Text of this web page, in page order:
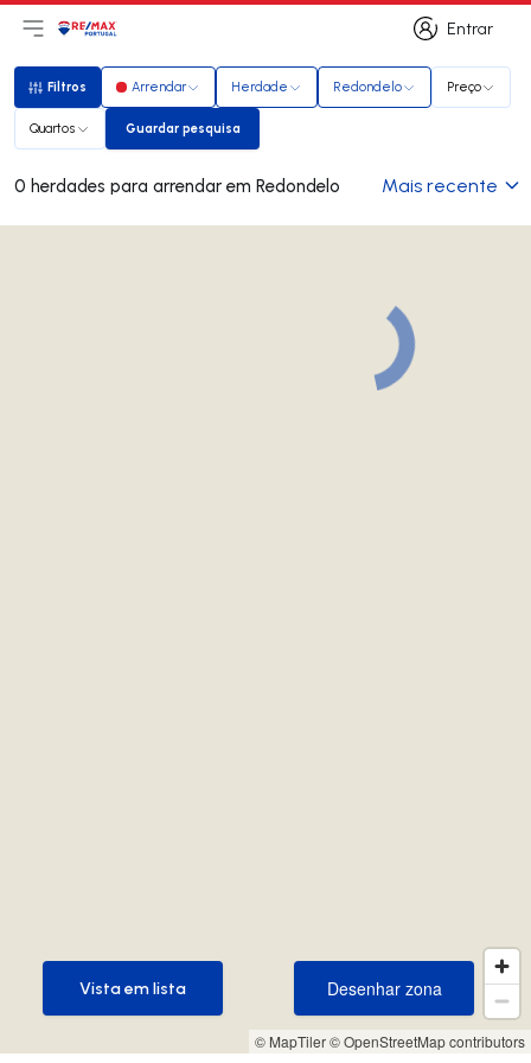
Entrar
Entrar
Abri menu principal
LogoIr para página inicial
Filtros
Filtros Arrendar Herdade Redondelo Preço
Quartos Guardar pesquisa
Guardar pesquisa
0 herdades para arrendar em Redondelo Mais recente
© MapTiler© OpenStreetMap contributors
Desenhar zona
Desenhar zona
Vista em lista
Vista em lista